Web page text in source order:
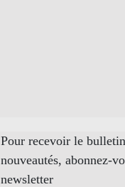
Pour recevoir le
nouveautés, abonnez-
newsletter